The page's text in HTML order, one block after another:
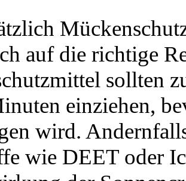
auf die richtige
sollten
einziehen,
wird.
wie DEET oder